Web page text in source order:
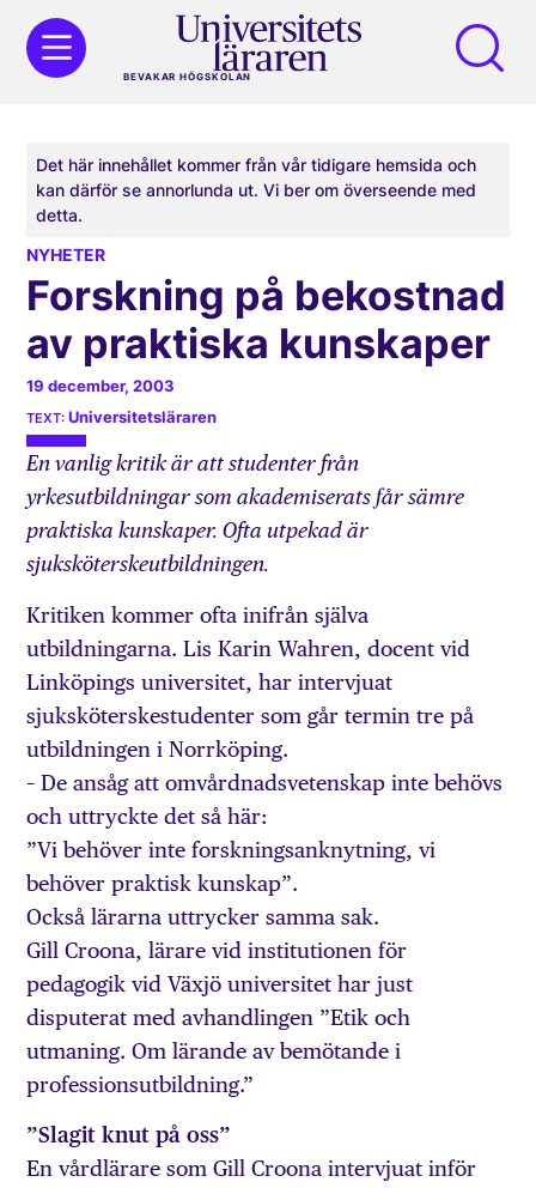
BEVAKAR HÖGSKOLAN
Det här innehållet kommer från vår tidigare hemsida och
kan därför se annorlunda ut. Vi ber om överseende med
detta.
NYHETER
Forskning på bekostnad
av praktiska kunskaper
19 december, 2003
Universitetsläraren
En vanlig kritik är att studenter från
yrkesutbildningar som akademiserats får sämre
praktiska kunskaper. Ofta utpekad är
sjuksköterskeutbildningen.
Kritiken kommer ofta inifrån själva
utbildningarna. Lis Karin Wahren, docent vid
Linköpings universitet, har intervjuat
sjuksköterskestudenter som går termin tre på
utbildningen i Norrköping.
– De ansåg att omvårdnadsvetenskap inte behövs
och uttryckte det så här:
”Vi behöver inte forskningsanknytning, vi
behöver praktisk kunskap”.
Också lärarna uttrycker samma sak.
Gill Croona, lärare vid institutionen för
pedagogik vid Växjö universitet har just
disputerat med avhandlingen ”Etik och
utmaning. Om lärande av bemötande i
professionsutbildning.”
”Slagit knut på oss”
En vårdlärare som Gill Croona intervjuat inför